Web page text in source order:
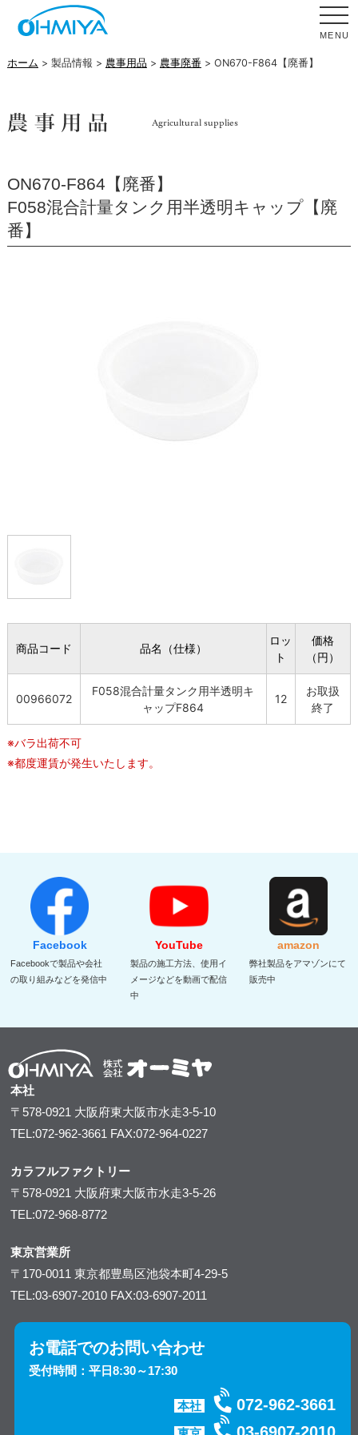
MENU
ホーム > 製品情報 > 農事用品 > 農事廃番 > ON670-F864【廃番】
ON670-F864【廃番】
F058混合計量タンク用半透明キャップ【廃
番】
商品コード 品名（仕様）
ロッ
ト
価格
（円）
00966072
F058混合計量タンク用半透明キ
ャップF864
12
お取扱
終了
※バラ出荷不可
※都度運賃が発生いたします。
Facebook
Facebookで製品や会社
の取り組みなどを発信中
YouTube
製品の施工方法、使用イ
メージなどを動画で配信
中
amazon
弊社製品をアマゾンにて
販売中
本社
〒578-0921 大阪府東大阪市水走3-5-10
TEL:072-962-3661 FAX:072-964-0227
カラフルファクトリー
〒578-0921 大阪府東大阪市水走3-5-26
TEL:072-968-8772
東京営業所
〒170-0011東京都豊島区池袋本町4-29-5
TEL:03-6907-2010 FAX:03-6907-2011
お電話でのお問い合わせ
受付時間：平日8:30～17:30
本社 072-962-3661